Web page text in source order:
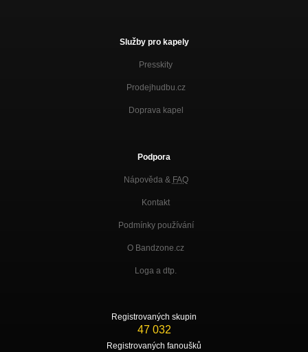
Služby pro kapely
Presskity
Prodejhudbu.cz
Doprava kapel
Podpora
Nápověda & FAQ
Kontakt
Podmínky používání
O Bandzone.cz
Loga a dtp.
Registrovaných skupin
47 032
Registrovaných fanoušků